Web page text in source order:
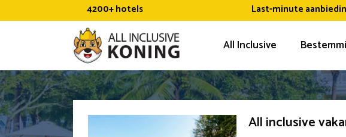
naar
4200+ hotels Last-minute
All Inclusive
All inclusive